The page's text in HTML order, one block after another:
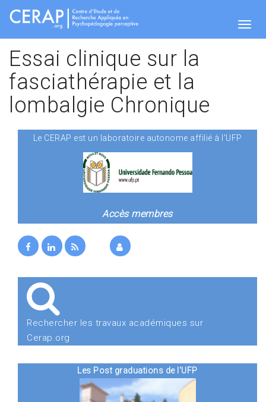
Aller
contenu
principal
Essai clinique sur la
fasciathérapie et la
lombalgie Chronique
Le CERAP est un laboratoire autonome affilié à l'UFP
Accès membres
Rechercher les travaux académiques sur
Cerap.org
Les Post graduations de l'UFP